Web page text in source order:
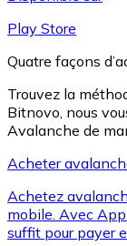
XRP
XRP
Play Store
Quatre façons
Trouvez la
Bitnovo, nous
Avalanche de
Acheter
Achetez
mobile. Avec
suffit pour payer